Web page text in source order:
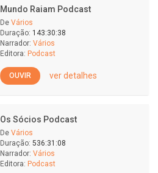
Mundo Raiam Podcast
De Vários
Duração: 143:30:38
Narrador: Vários
Editora: Podcast
OUVIR ver detalhes
Os Sócios Podcast
De Vários
Duração: 536:31:08
Narrador: Vários
Editora: Podcast